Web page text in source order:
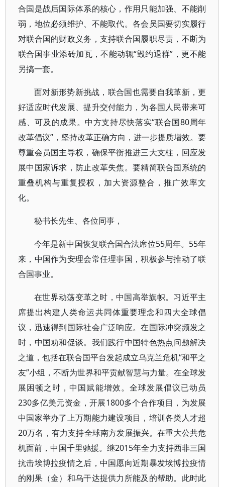
合国是战后国际体系的核心，作用只能加强、不能削
弱，地位必须维护、不能取代。各会员国要切实履行
对联合国的财政义务，支持联合国履职尽责，不断为
联合国事业添砖加瓦，不能动辄“毁约退群”，更不能
另搞一套。
面对新形势新挑战，联合国也需要自我革新，更
好适应时代发展、提升交付能力，为各国人民带来可
感、可及的成果。中方支持尽快落实“联合国80周年
改革倡议”，坚持改革正确方向，进一步提质增效。要
尊重会员国主导权，确保平衡推进三大支柱，回应发
展中国家诉求，防止改革失焦。要精简联合国系统的
重叠机构与重复授权，加大资源整合，推广效率文
化。
秘书长先生、各位同事，
今年是新中国恢复联合国合法席位55周年。55年
来，中国作为安理会常任理事国，积极参与推动了联
合国事业。
在世界动荡变革之时，中国高举旗帜。习近平主
席提出构建人类命运共同体重要理念和四大全球倡
议，迅速得到国际社会广泛响应。在国际冲突频发之
时，中国劝和促谈。我们践行中国特色热点问题解决
之道，包括在联合国平台发起成立乌克兰危机“和平之
友”小组，不断为世界和平贡献智慧与力量。在全球发
展困顿之时，中国赋能增效。全球发展倡议已动员
230多亿美元资金，开展1800多个合作项目，为发展
中国家举办了上万期能力建设项目，培训各类人才超
20万名，有力支持全球南方发展振兴。在重大公共危
机面前，中国千里驰援。继2015年全力支持西非三国
抗击埃博拉疫情之后，中国愿向近期暴发埃博拉疫情
的刚果（金）和乌干达提供力所能及的帮助。此时此